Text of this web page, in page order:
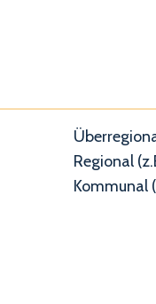
Regional
Kommunal